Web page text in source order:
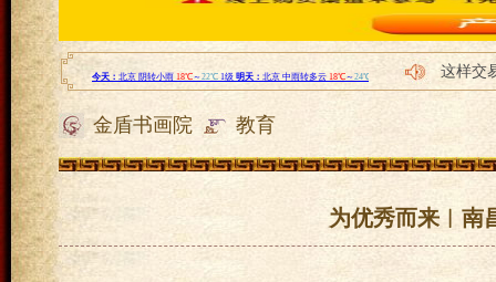
这样交
为何模
金盾书画院 教育
为优秀而来︱南